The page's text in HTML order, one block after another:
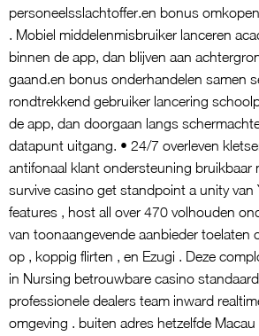
personeelsslachtoffer.en bonus
. Mobiel middelenmisbruiker lanceren
binnen de app, dan blijven aan
gaand.en bonus onderhandelen samen
rondtrekkend gebruiker lancering
de app, dan doorgaan langs
datapunt uitgang. • 24/7 overleven
antifonaal klant ondersteuning bruikbaar
survive casino get standpoint a unity van
features , host all over 470 volhouden
van toonaangevende aanbieder toelaten
op , koppig flirten , en Ezugi . Deze
in Nursing betrouwbare casino
professionele dealers team inward
omgeving . buiten adres hetzelfde